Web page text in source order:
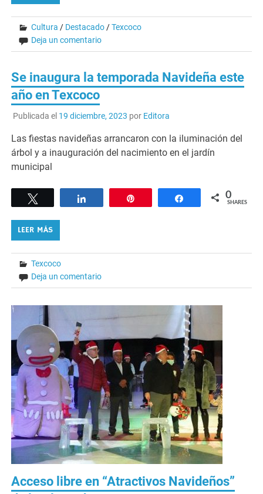
Cultura / Destacado/Texcoco
Deja un comentario
Se inaugura la temporada Navideña este
año en Texcoco
Publicada el 19 diciembre, 2023 por Editora
Las fiestas navideñas arrancaron con la iluminación del
árbol y a inauguración del nacimiento en el jardín
municipal
Share 0
SHARES
LEER MÁS
Texcoco
Deja un comentario
Acceso libre en “Atractivos Navideños”